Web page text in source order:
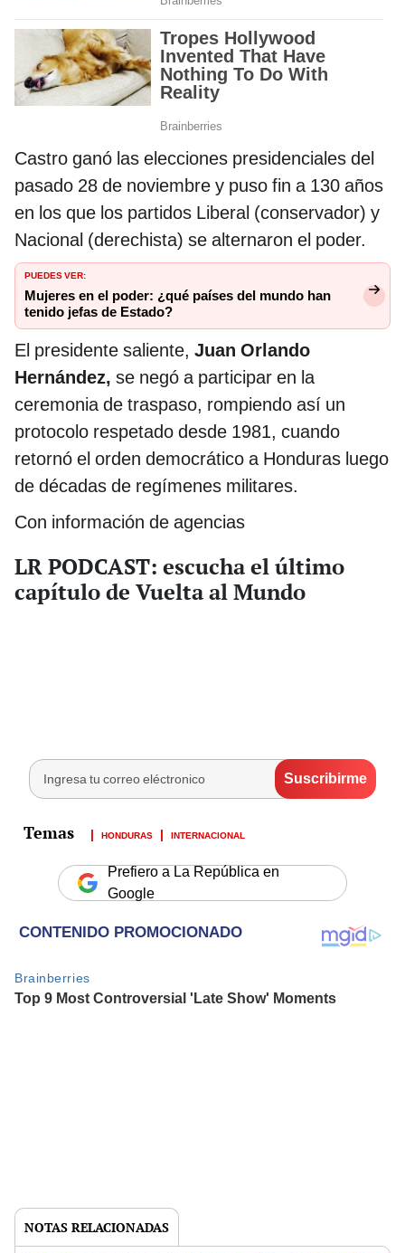
Castro ganó las elecciones presidenciales del
pasado 28 de noviembre y puso fin a 130 años
en los que los partidos Liberal (conservador) y
Nacional (derechista) se alternaron el poder.
PUEDES VER:
Mujeres en el poder: ¿qué países del mundo han
tenido jefas de Estado?
El presidente saliente, Juan Orlando
Hernández, se negó a participar en la
ceremonia de traspaso, rompiendo así un
protocolo respetado desde 1981, cuando
retornó el orden democrático a Honduras luego
de décadas de regímenes militares.
Con información de agencias
LR PODCAST: escucha el último
capítulo de Vuelta al Mundo
HONDURAS INTERNACIONAL
Prefiero a La República en
Google
NOTAS RELACIONADAS